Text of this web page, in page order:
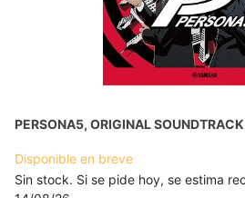
PERSONA5, ORIGINAL
Disponible en breve
Sin stock. Si se pide hoy, se estima